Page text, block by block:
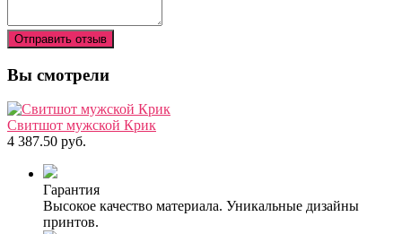
Отправить отзыв
Вы смотрели
Свитшот мужской Крик
4 387.50 руб.
Гарантия
Высокое качество материала. Уникальные дизайны
принтов.